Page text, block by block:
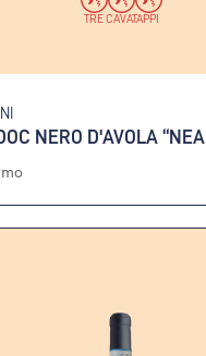
TRE CAVATAPPI
NERO D'AVOLA